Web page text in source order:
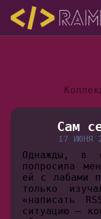
Сам
17 ИЮНЯ
Однажды, в
попросила
ей с лабами
только
«написать
ситуацию –